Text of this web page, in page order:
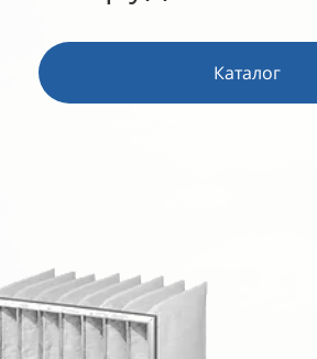
Каталог